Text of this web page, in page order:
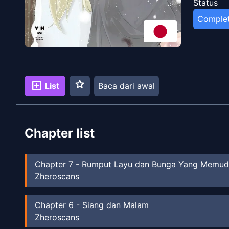
Status
add_box List star Baca dari awal
Chapter list
Chapter 7 - Rumput Layu dan Bunga Yang
Zheroscans
Chapter 6 - Siang dan Malam
Zheroscans